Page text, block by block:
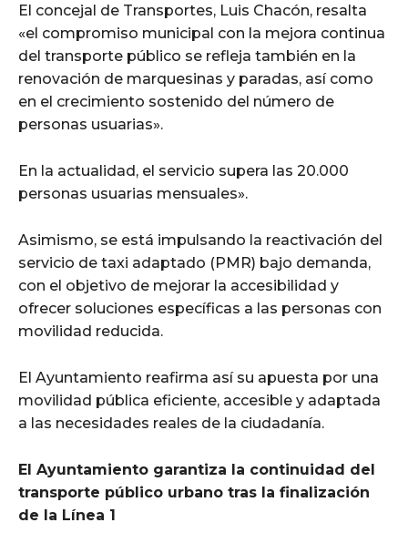
El concejal de Transportes, Luis Chacón, resalta
«el compromiso municipal con la mejora continua
del transporte público se refleja también en la
renovación de marquesinas y paradas, así como
en el crecimiento sostenido del número de
personas usuarias».
En la actualidad, el servicio supera las 20.000
personas usuarias mensuales».
Asimismo, se está impulsando la reactivación del
servicio de taxi adaptado (PMR) bajo demanda,
con el objetivo de mejorar la accesibilidad y
ofrecer soluciones específicas a las personas con
movilidad reducida.
El Ayuntamiento reafirma así su apuesta por una
movilidad pública eficiente, accesible y adaptada
a las necesidades reales de la ciudadanía.
El Ayuntamiento garantiza la continuidad del
transporte público urbano tras la finalización
de la Línea 1